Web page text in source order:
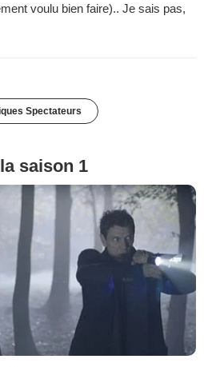
voulu bien faire).. Je sais pas,
Spectateurs
saison 1